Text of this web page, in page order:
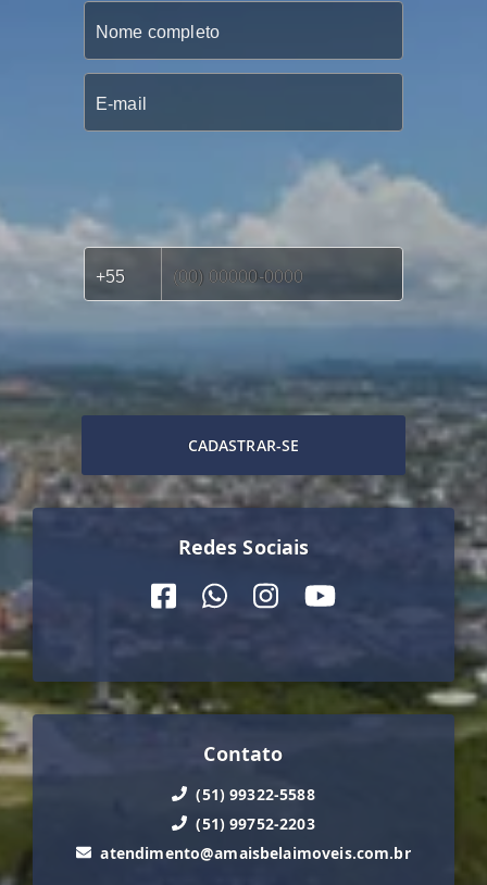
CADASTRAR-SE
Redes Sociais
Contato
(51) 99322-5588
(51) 99752-2203
atendimento@amaisbelaimoveis.com.br